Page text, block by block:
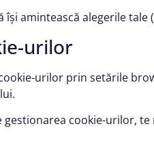
își amintească alegerile
urilor
urilor prin setările
cookie-urilor,